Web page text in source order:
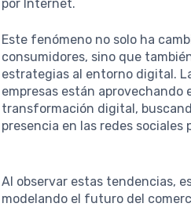
por Internet.
Este fenómeno no solo ha
consumidores, sino que
estrategias al entorno digital.
empresas están aprovechando
transformación digital,
presencia en las redes
Al observar estas tendencias,
modelando el futuro del